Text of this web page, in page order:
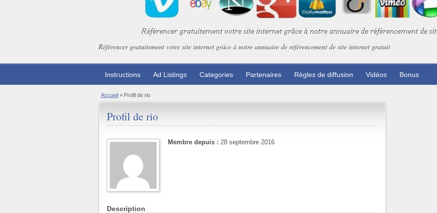
Référencer gratuitement votre site internet grâce à notre annuaire de référencement de site internet gratuit
Instructions Ad Listings Categories Partenaires Règles de diffusion Vidéos Bonus
Accueil » Profil de rio
Profil de rio
Membre depuis : 28 septembre 2016
Description